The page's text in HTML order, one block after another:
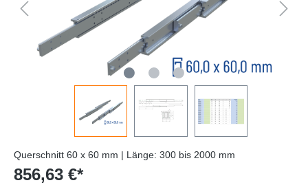
Querschnitt 60 x 60 mm | Länge: 300 bis 2000 mm
856,63 €*